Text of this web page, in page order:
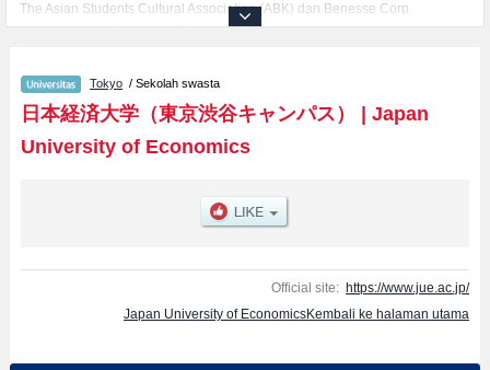
The Asian Students Cultural Association (ABK) dan Benesse Corp.
menyediakan informasi sekitar 1300 universitas, pascasarjana, universitas
mencakup informasi per fakultas seperti Fakultas Business, serta berbagai
informasi yang berguna bagi mahasiswa(i) mancanegara seperti kuota
untuk jumlah pendaftar dan jumlah kelulusan ujian masuk mahasiswa(i)
mancanegara, informasi mengenai ujian masuk, prasarana kampus, akses
Tokyo / Sekolah swasta
日本経済大学（東京渋谷キャンパス）
Japan
University of Economics
Official site: https://www.jue.ac.jp/
Japan University of EconomicsKembali ke halaman utama